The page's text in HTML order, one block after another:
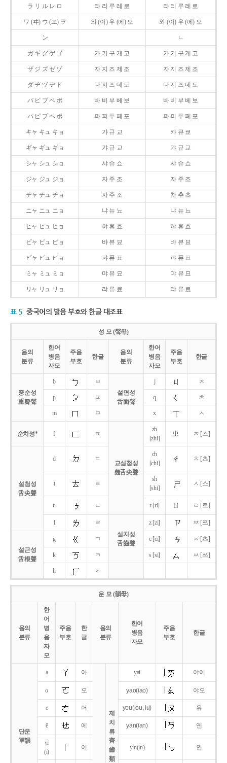
ラ リ ル レ ロ 라 리 루 레 로 라 리 루 레 로
ワ (ヰ) ウ (ヱ) ヲ 와 (이) 우 (에) 오 와 (이) 우 (에) 오
ン ㄴ
ガ ギ グ ゲ ゴ 가 기 구 게 고 가 기 구 게 고
ザ ジ ズ ゼ ゾ 자 지 즈 제 조 자 지 즈 제 조
ダ ヂ ヅ デ ド 다 지 즈 데 도 다 지 즈 데 도
バ ビ ブ ベ ボ 바 비 부 베 보 바 비 부 베 보
パ ピ プ ペ ポ 파 피 푸 페 포 파 피 푸 페 포
キャ キュ キョ 갸 규 교 캬 큐 쿄
ギャ ギュ ギョ 갸 규 교 갸 규 교
シャ シュ ショ 샤 슈 쇼 샤 슈 쇼
ジャ ジュ ジョ 자 주 조 자 주 조
チャ チュ チョ 자 주 조 차 추 초
ニャ ニュ ニョ 냐 뉴 뇨 냐 뉴 뇨
ヒャ ヒュ ヒョ 햐 휴 효 햐 휴 효
ビャ ビュ ビョ 뱌 뷰 뵤 뱌 뷰 뵤
ピャ ピュ ピョ 퍄 퓨 표 퍄 퓨 표
ミャ ミュ ミョ 먀 뮤 묘 먀 뮤 묘
リャ リュ リョ 랴 류 료 랴 류 료
표 5 중국어의 발음 부호와 한글 대조표
성 모 (聲母)
음의
분류
한어
병음
자모
주음
부호
한글
음의
분류
한어
병음
자모
주음
부호
한글
중순성
重脣聲
b
ㅂ
설면성
舌面聲
j ㅈ
p ㅍ q ㅊ
m ㅁ x ㅅ
순치성* f ㅍ
교설첨성
翹舌尖聲
zh
[zhi]
ㅈ [즈]
설첨성
舌尖聲
d ㄷ
ch
[chi]
ㅊ [츠]
t ㅌ
sh
[shi]
ㅅ [스]
n ㄴ r [ri] ㄖ ㄹ [르]
l
ㄹ
설치성
舌齒聲
z [zi] ㅉ [쯔]
설근성
舌根聲
g ㄱ c [ci] ㅊ [츠]
k ㅋ s [si] ㅆ [쓰]
h ㅎ
운 모 (韻母)
음의
분류
한
어
병
음
자
모
주음
부호
한
글
음의
분류
한어
병음
자모
주음
부호
한글
단운
單韻
a 아
제
치
류
齊
齒
類
yai 야이
o 오 yao(iao) 야오
e 어 you(iou,iu) 유
ê 에 yan(ian) 옌
yi
(i)
이 yin(in) 인